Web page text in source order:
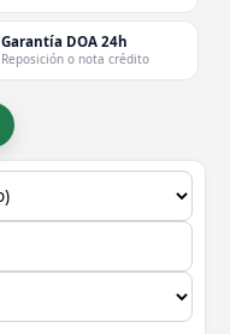
Garantía DOA 24h
Reposición o nota crédito